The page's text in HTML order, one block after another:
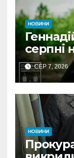
НОВИНИ
серпні
КАБів
СЕР 7, 2026
НОВИНИ